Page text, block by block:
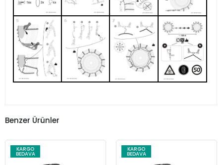
Benzer Ürünler
KARGO
BEDAVA
KARGO
BEDAVA